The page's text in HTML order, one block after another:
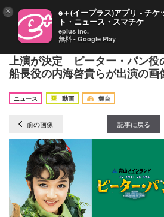
ブロードウェイミュージカル『
上演が決定 ピーター・パン役
船長役の内海啓貴らが出演の画
ニュース
動画 舞台
前の画像 記事に戻る
× e＋(イープラス)アプリ - チケ
ト・ニュース・スマチケ
eplus inc.
無料 - Google Play